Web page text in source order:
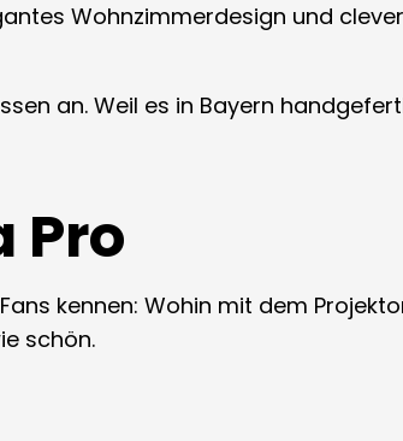
Wohnzimmerdesign und clever
an. Weil es in Bayern
Pro
kennen: Wohin mit dem
schön.